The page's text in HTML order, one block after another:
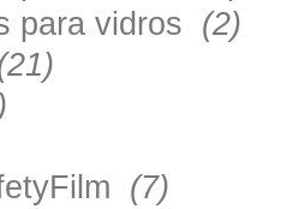
para vidros (2)
(7)